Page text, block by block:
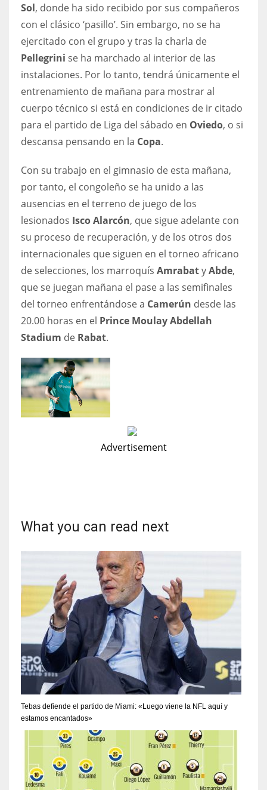
24
16
24
MIA
17
DAL
Sol, donde ha sido recibido por sus compañeros
con el clásico ‘pasillo’. Sin embargo, no se ha
ejercitado con el grupo y tras la charla de
Pellegrini se ha marchado al interior de las
instalaciones. Por lo tanto, tendrá únicamente el
entrenamiento de mañana para mostrar al
cuerpo técnico si está en condiciones de ir citado
para el partido de Liga del sábado en Oviedo, o si
descansa pensando en la Copa.
Con su trabajo en el gimnasio de esta mañana,
por tanto, el congoleño se ha unido a las
ausencias en el terreno de juego de los
lesionados Isco Alarcón, que sigue adelante con
su proceso de recuperación, y de los otros dos
internacionales que siguen en el torneo africano
de selecciones, los marroquís AmrabatyAbde,
que se juegan mañana el pase a las semifinales
del torneo enfrentándose a Camerún desde las
20.00 horas en el Prince Moulay Abdellah
Stadium de Rabat.
Advertisement
What you can read next
Tebas defiende el partido de Miami: «Luego viene la NFL aquí y
estamos encantados»